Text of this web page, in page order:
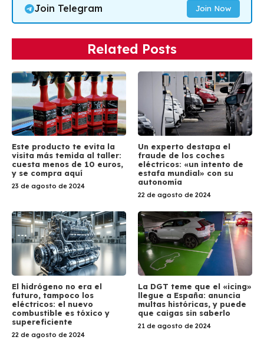
Join Telegram Join Now
Related Posts
Este producto te evita la
visita más temida al taller:
cuesta menos de 10 euros,
y se compra aquí
23 de agosto de 2024
Un experto destapa el
fraude de los coches
eléctricos: «un intento de
estafa mundial» con su
autonomía
22 de agosto de 2024
El hidrógeno no era el
futuro, tampoco los
eléctricos: el nuevo
combustible es tóxico y
supereficiente
22 de agosto de 2024
La DGT teme que el «icing»
llegue a España: anuncia
multas históricas, y puede
que caigas sin saberlo
21 de agosto de 2024